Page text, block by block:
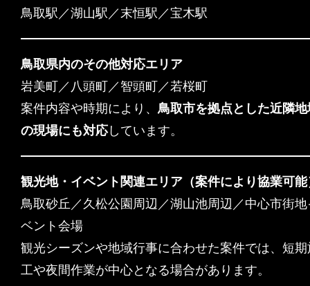
鳥取駅／湖山駅／末恒駅／宝木駅
鳥取県内のその他対応エリア
岩美町／八頭町／智頭町／若桜町
案件内容や時期により、 鳥取市を拠点とした近隣地
の現場にも対応しています。
観光地・イベント関連エリア（案件により協業可能
鳥取砂丘／久松公園周辺／湖山池周辺／中心市街地
ベント会場
観光シーズンや地域行事に合わせた案件では、短期
工や夜間作業が中心となる場合があります。